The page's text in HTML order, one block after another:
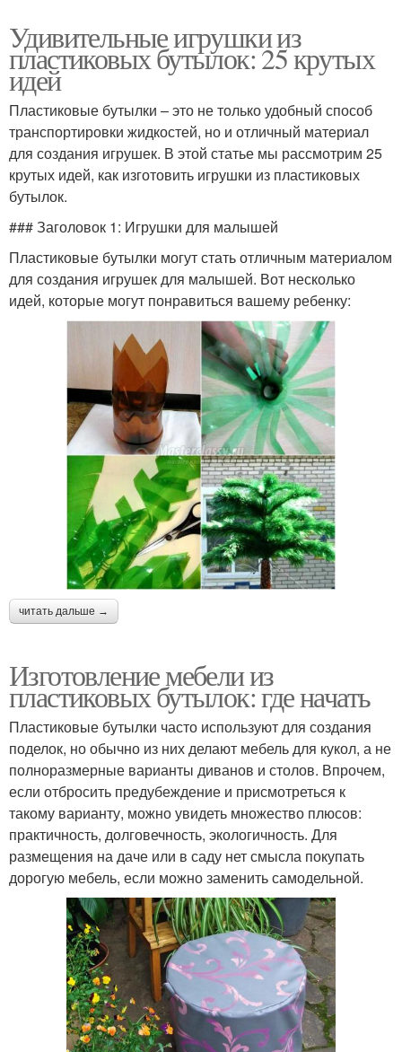
Удивительные игрушки из
пластиковых бутылок: 25 крутых
идей
Пластиковые бутылки – это не только удобный способ
транспортировки жидкостей, но и отличный материал
для создания игрушек. В этой статье мы рассмотрим 25
крутых идей, как изготовить игрушки из пластиковых
бутылок.
### Заголовок 1: Игрушки для малышей
Пластиковые бутылки могут стать отличным материалом
для создания игрушек для малышей. Вот несколько
идей, которые могут понравиться вашему ребенку:
читать дальше →
Изготовление мебели из
пластиковых бутылок: где начать
Пластиковые бутылки часто используют для создания
поделок, но обычно из них делают мебель для кукол, а не
полноразмерные варианты диванов и столов. Впрочем,
если отбросить предубеждение и присмотреться к
такому варианту, можно увидеть множество плюсов:
практичность, долговечность, экологичность. Для
размещения на даче или в саду нет смысла покупать
дорогую мебель, если можно заменить самодельной.